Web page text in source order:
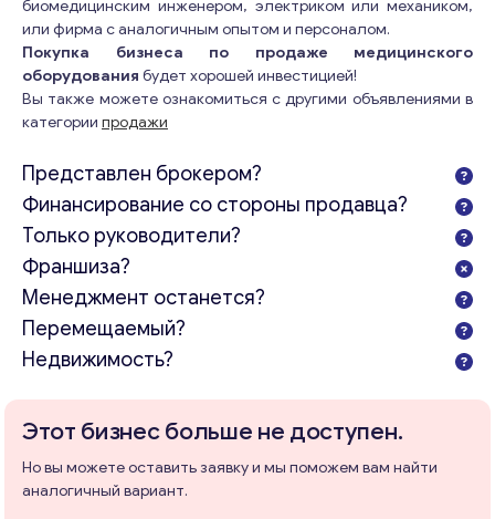
биомедицинским инженером, электриком или механиком,
или фирма с аналогичным опытом и персоналом.
Покупка бизнеса по продаже медицинского
оборудования будет хорошей инвестицией!
Вы также можете ознакомиться с другими объявлениями в
категории продажи
Представлен брокером?
Финансирование со стороны продавца?
Только руководители?
Франшиза?
Менеджмент останется?
Перемещаемый?
Недвижимость?
Этот бизнес больше не доступен.
Но вы можете оставить заявку и мы поможем вам найти
аналогичный вариант.